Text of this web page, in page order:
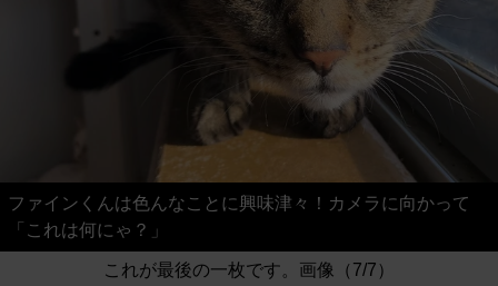
ファインくんは色んなことに興味津々！カメラに向かって
「これは何にゃ？」
これが最後の一枚です。画像（7/7）